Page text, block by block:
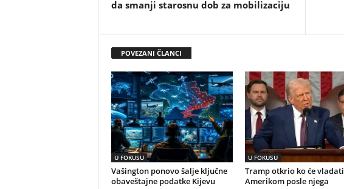
da smanji starosnu dob za mobilizaciju
POVEZANI ČLANCI
U FOKUSU
Vašington ponovo šalje ključne
obaveštajne podatke Kijevu
U FOKUSU
Tramp otkrio ko će vladati
Amerikom posle njega